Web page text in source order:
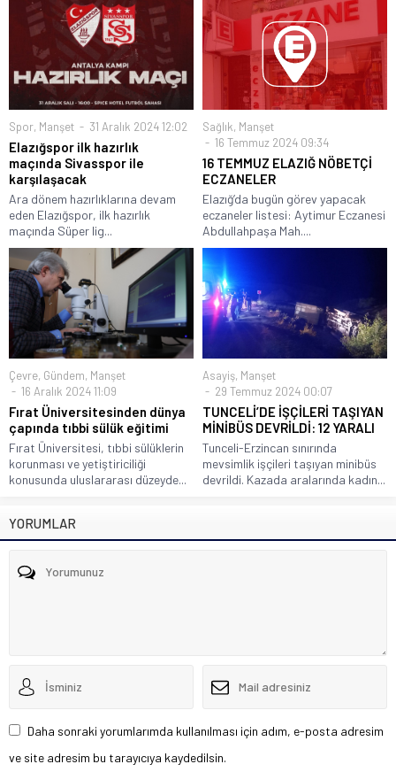
Spor, Manşet 31 Aralık 2024 12:02
Elazığspor ilk hazırlık
maçında Sivasspor ile
karşılaşacak
Ara dönem hazırlıklarına devam
eden Elazığspor, ilk hazırlık
maçında Süper lig...
Sağlık, Manşet
16 Temmuz 2024 09:34
16 TEMMUZ ELAZIĞ NÖBETÇİ
ECZANELER
Elazığ’da bugün görev yapacak
eczaneler listesi: Aytimur Eczanesi
Abdullahpaşa Mah....
Çevre, Gündem, Manşet
16 Aralık 2024 11:09
Fırat Üniversitesinden dünya
çapında tıbbi sülük eğitimi
Fırat Üniversitesi, tıbbi sülüklerin
korunması ve yetiştiriciliği
konusunda uluslararası düzeyde...
Asayiş, Manşet
29 Temmuz 2024 00:07
TUNCELİ’DE İŞÇİLERİ TAŞIYAN
MİNİBÜS DEVRİLDİ: 12 YARALI
Tunceli-Erzincan sınırında
mevsimlik işçileri taşıyan minibüs
devrildi. Kazada aralarında kadın...
YORUMLAR
Daha sonraki yorumlarımda kullanılması için adım, e-posta adresim
ve site adresim bu tarayıcıya kaydedilsin.